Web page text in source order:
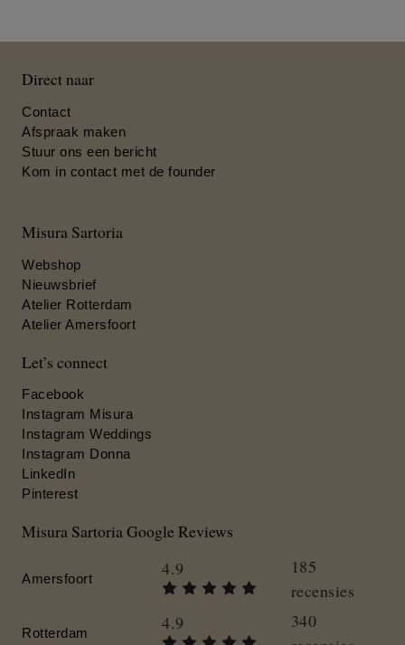
Direct naar
Contact
Afspraak maken
Stuur ons een bericht
Kom in contact met de founder
Misura Sartoria
Webshop
Nieuwsbrief
Atelier Rotterdam
Atelier Amersfoort
Let’s connect
Facebook
Instagram Misura
Instagram Weddings
Instagram Donna
LinkedIn
Pinterest
Misura Sartoria Google Reviews
Amersfoort 4.9
185
recensies
Rotterdam 4.9
340